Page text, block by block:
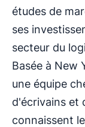
études de
ses
secteur du
Basée à New
une équipe
d'écrivains et
connaissent